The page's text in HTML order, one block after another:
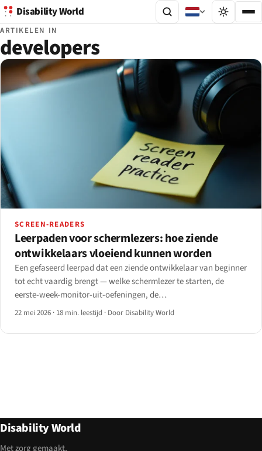
Disability World
ARTIKELEN IN
developers
SCREEN-READERS
Leerpaden voor schermlezers: hoe ziende
ontwikkelaars vloeiend kunnen worden
Een gefaseerd leerpad dat een ziende ontwikkelaar van beginner
tot echt vaardig brengt — welke schermlezer te starten, de
eerste-week-monitor-uit-oefeningen, de
ontwikkelaarssnelkoppelingen die bijna niemand leert, en
22 mei 2026 · 18 min. leestijd · Door Disability World
Disability World
Met zorg gemaakt,